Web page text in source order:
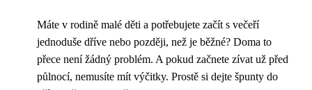
Máte v rodině malé děti a potřebujete začít s večeří
jednoduše dříve nebo později, než je běžné? Doma to
přece není žádný problém. A pokud začnete zívat už před
půlnocí, nemusíte mít výčitky. Prostě si dejte špunty do